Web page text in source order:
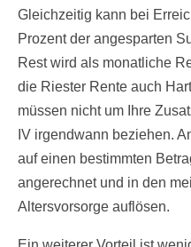
Gleichzeitig kann bei
Prozent der angesparten
Rest wird als monatliche
die Riester Rente auch
müssen nicht um Ihre
IV irgendwann beziehen.
auf einen bestimmten
angerechnet und in den
Altersvorsorge auflösen.